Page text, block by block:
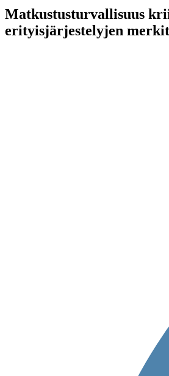
Matkustusturvallisuus
erityisjärjestelyjen